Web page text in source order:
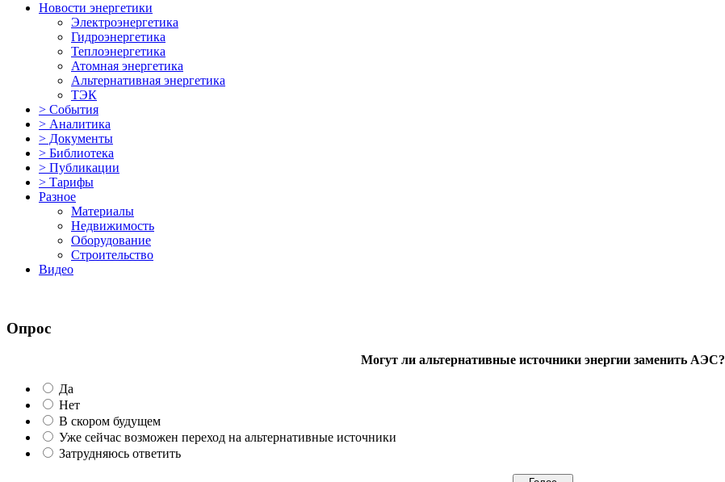
Новости энергетики
Электроэнергетика
Гидроэнергетика
Теплоэнергетика
Атомная энергетика
Альтернативная энергетика
ТЭК
> События
> Аналитика
> Документы
> Библиотека
> Публикации
> Тарифы
Разное
Материалы
Недвижимость
Оборудование
Строительство
Видео
Опрос
Могут ли альтернативные источники энергии заменить АЭС?
Да
Нет
В скором будущем
Уже сейчас возможен переход на альтернативные источники
Затрудняюсь ответить